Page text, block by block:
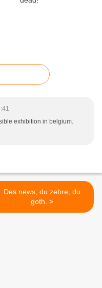
exhibition in belgium.
Des news, du zebre, du
goth. >